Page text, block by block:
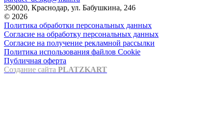
350020, Краснодар, ул. Бабушкина, 246
© 2026
Политика обработки персональных данных
Согласие на обработку персональных данных
Согласие на получение рекламной рассылки
Политика использования файлов Cookie
Публичная оферта
Создание сайта PLATZKART